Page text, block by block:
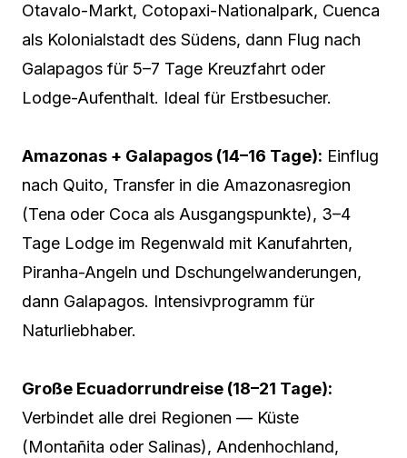
Otavalo-Markt, Cotopaxi-Nationalpark, Cuenca
als Kolonialstadt des Südens, dann Flug nach
Galapagos für 5–7 Tage Kreuzfahrt oder
Lodge-Aufenthalt. Ideal für Erstbesucher.
Amazonas + Galapagos (14–16 Tage): Einflug
nach Quito, Transfer in die Amazonasregion
(Tena oder Coca als Ausgangspunkte), 3–4
Tage Lodge im Regenwald mit Kanufahrten,
Piranha-Angeln und Dschungelwanderungen,
dann Galapagos. Intensivprogramm für
Naturliebhaber.
Große Ecuadorrundreise (18–21 Tage):
Verbindet alle drei Regionen — Küste
(Montañita oder Salinas), Andenhochland,